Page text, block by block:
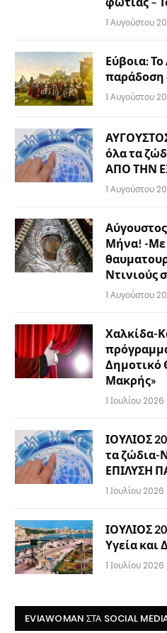
1 Αυγούστου
Εύβοια:
παράδοση
1 Αυγούστου
όλα τα
ΑΠΟ ΤΗΝ
1 Αυγούστου
Μήνα! -Με
Ντινιούς
1 Αυγούστου
Χαλκίδα-
Δημοτικό
Μακρής»
1 Ιουλίου 2026
ΙΟΥΛΙΟΣ
τα ζώδια-
ΕΠΙΛΥΣΗ
1 Ιουλίου 2026
ΙΟΥΛΙΟΣ
Υγεία και
1 Ιουλίου 2026
EVIAWOMAN ΣΤΑ SOCIAL